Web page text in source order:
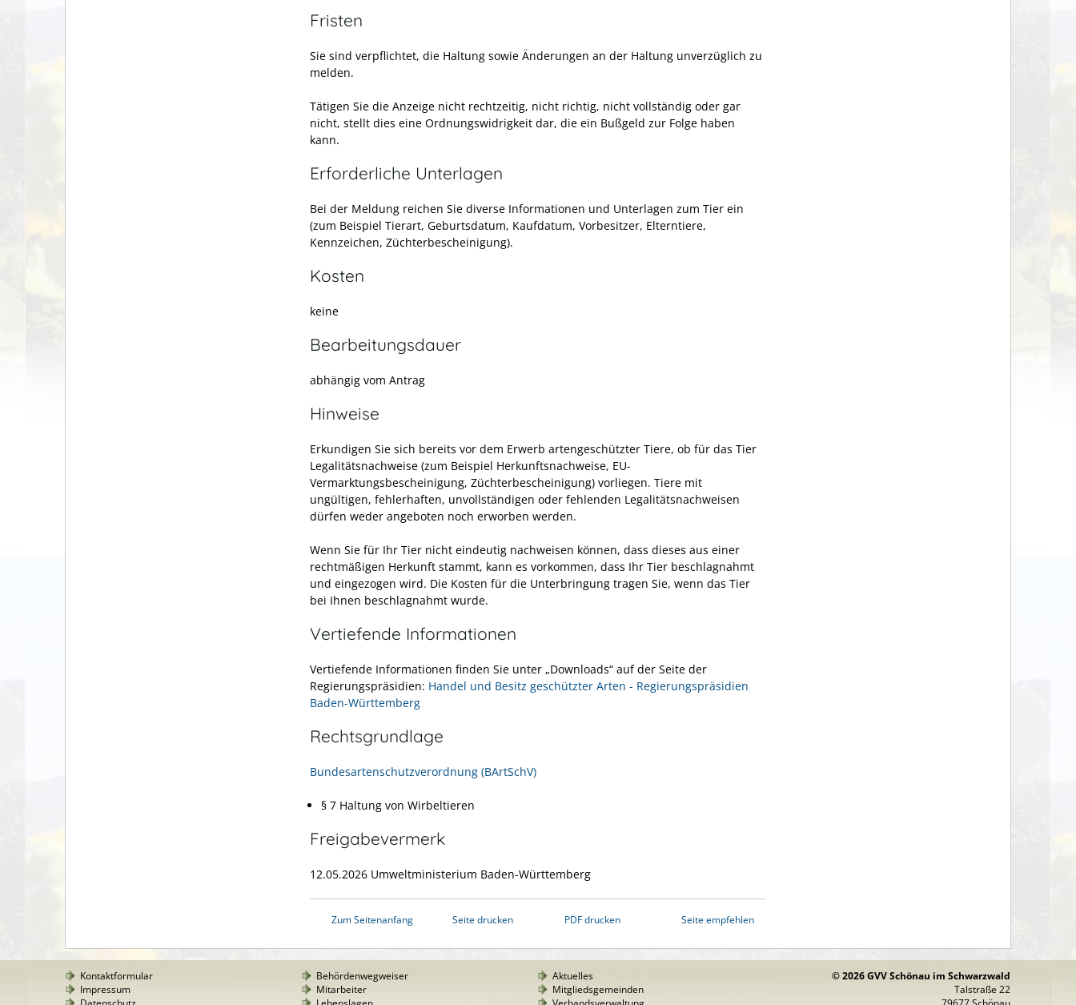
Fristen
Sie sind verpflichtet, die Haltung sowie Änderungen an der Haltung unverzüglich zu
melden.
Tätigen Sie die Anzeige nicht rechtzeitig, nicht richtig, nicht vollständig oder gar
nicht, stellt dies eine Ordnungswidrigkeit dar, die ein Bußgeld zur Folge haben
kann.
Erforderliche Unterlagen
Bei der Meldung reichen Sie diverse Informationen und Unterlagen zum Tier ein
(zum Beispiel Tierart, Geburtsdatum, Kaufdatum, Vorbesitzer, Elterntiere,
Kennzeichen, Züchterbescheinigung).
Kosten
keine
Bearbeitungsdauer
abhängig vom Antrag
Hinweise
Erkundigen Sie sich bereits vor dem Erwerb artengeschützter Tiere, ob für das Tier
Legalitätsnachweise (zum Beispiel Herkunftsnachweise, EU-
Vermarktungsbescheinigung, Züchterbescheinigung) vorliegen. Tiere mit
ungültigen, fehlerhaften, unvollständigen oder fehlenden Legalitätsnachweisen
dürfen weder angeboten noch erworben werden.
Wenn Sie für Ihr Tier nicht eindeutig nachweisen können, dass dieses aus einer
rechtmäßigen Herkunft stammt, kann es vorkommen, dass Ihr Tier beschlagnahmt
und eingezogen wird. Die Kosten für die Unterbringung tragen Sie, wenn das Tier
bei Ihnen beschlagnahmt wurde.
Vertiefende Informationen
Vertiefende Informationen finden Sie unter „Downloads“ auf der Seite der
Regierungspräsidien: Handel und Besitz geschützter Arten - Regierungspräsidien
Baden-Württemberg
Rechtsgrundlage
Bundesartenschutzverordnung (BArtSchV)
§ 7 Haltung von Wirbeltieren
Freigabevermerk
12.05.2026 Umweltministerium Baden-Württemberg
Zum Seitenanfang Seite drucken PDF drucken Seite empfehlen
Kontaktformular
Impressum
Behördenwegweiser
Mitarbeiter
Aktuelles
Mitgliedsgemeinden
© 2026 GVV Schönau im Schwarzwald
Talstraße 22